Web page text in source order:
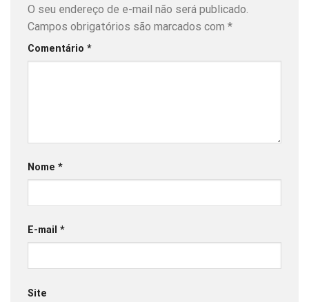
O seu endereço de e-mail não será publicado.
Campos obrigatórios são marcados com *
Comentário *
Nome *
E-mail *
Site